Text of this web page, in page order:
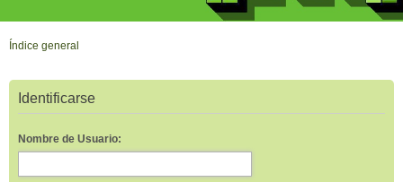
Índice general
Identificarse
Nombre de Usuario: